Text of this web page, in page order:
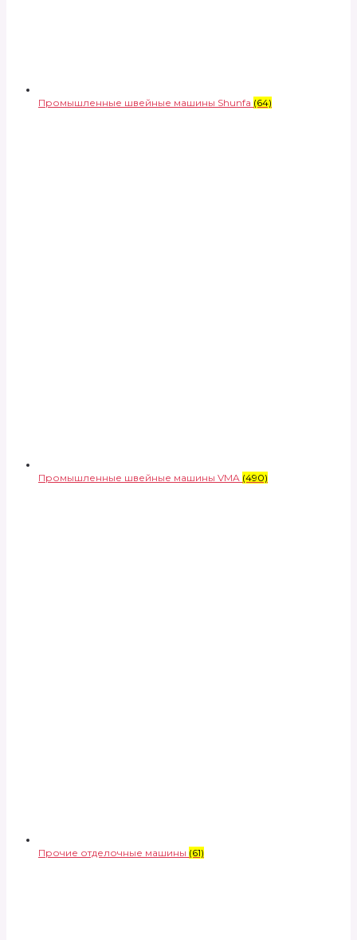
Промышленные швейные машины Shunfa (64)
Промышленные швейные машины VMA (490)
Прочие отделочные машины (61)